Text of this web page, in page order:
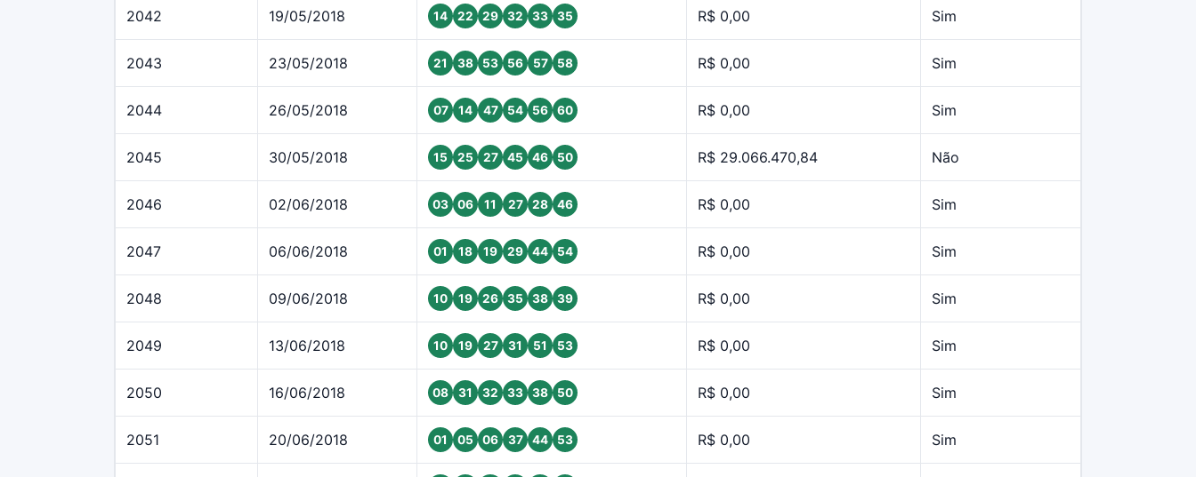
2042 19/05/2018 14 22 29 32 33 35 R$ 0,00 Sim
2043 23/05/2018 21 38 53 56 57 58 R$ 0,00 Sim
2044 26/05/2018 07 14 47 54 56 60 R$ 0,00 Sim
2045 30/05/2018 15 25 27 45 46 50 R$ 29.066.470,84 Não
2046 02/06/2018 03 06 11 27 28 46 R$ 0,00 Sim
2047 06/06/2018 01 18 19 29 44 54 R$ 0,00 Sim
2048 09/06/2018 10 19 26 35 38 39 R$ 0,00 Sim
2049 13/06/2018 10 19 27 31 51 53 R$ 0,00 Sim
2050 16/06/2018 08 31 32 33 38 50 R$ 0,00 Sim
2051 20/06/2018 01 05 06 37 44 53 R$ 0,00 Sim